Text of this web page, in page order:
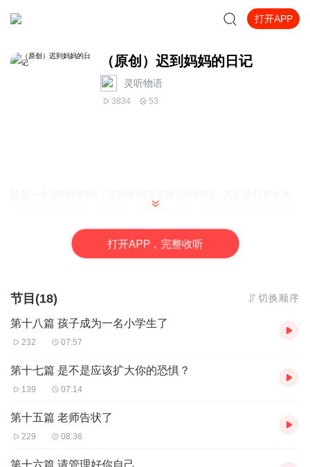
打开APP
（原创）迟到妈妈的日记
灵听物语
3834 53
了维持面子的说法，如果换一种直白的表述，我是个不负责任的妈
对于孩子，在我甚至还没有构想过生活中如果出现一个孩子那会是
我是一个典型的心大B型血射手座。了解星座的人也许能想象出我可
能得样子。从小到大被打上的标签就是贪玩儿，不着家，每一分钟
都在不停的忙活，忙着工作，忙着玩儿。家对于我来说就是个青年
旅馆。几乎每天都是半夜回家，灯都不用开从门口穿过客厅进入卧
室，洗漱爬上床睡上几个小时第二天一大早满血满状态又开始一天
打了鸡血一样的陀螺般的生活。开心，自由，随性，忙碌。
而孩子，在他还在我肚子里的时候，作为一个没有任何一点儿妊娠
反应的我来说依然继续着我之前自由自在的作息规律，下了班以后
打开APP，完整收听
节目(18) 切换顺序
第十八篇 孩子成为一名小学生了
232 07:57
第十七篇 是不是应该扩大你的恐惧？
139 07:14
第十五篇 老师告状了
229 08:36
第十六篇 请管理好你自己